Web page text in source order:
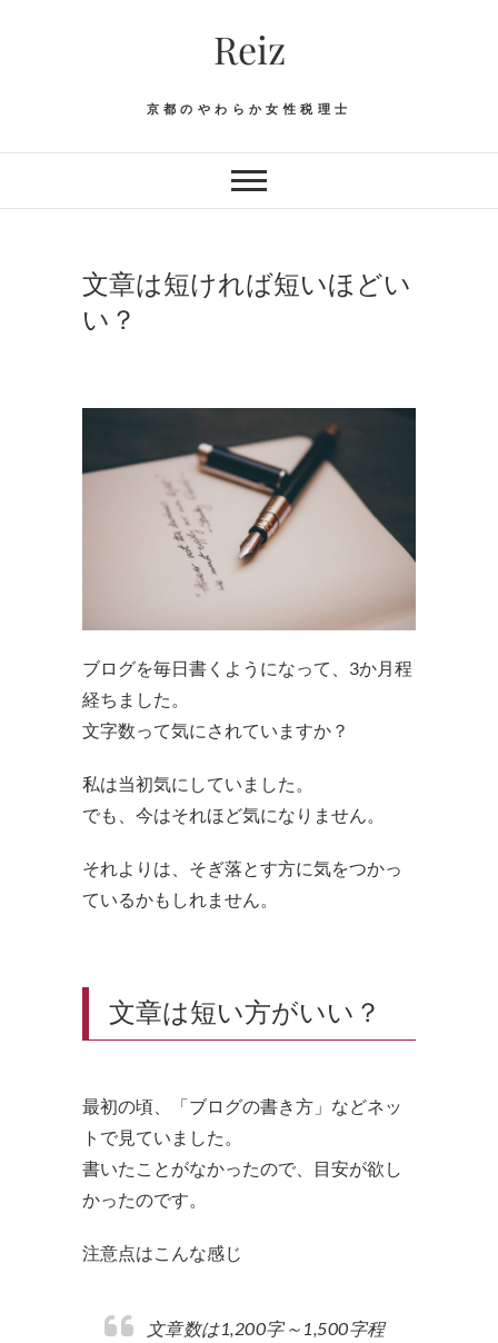
Reiz
京都のやわらか女性税理士
文章は短ければ短いほどい
い？
ブログを毎日書くようになって、3か月程
経ちました。
文字数って気にされていますか？
私は当初気にしていました。
でも、今はそれほど気になりません。
それよりは、そぎ落とす方に気をつかっ
ているかもしれません。
文章は短い方がいい？
最初の頃、「ブログの書き方」などネッ
トで見ていました。
書いたことがなかったので、目安が欲し
かったのです。
注意点はこんな感じ
文章数は1,200字～1,500字程